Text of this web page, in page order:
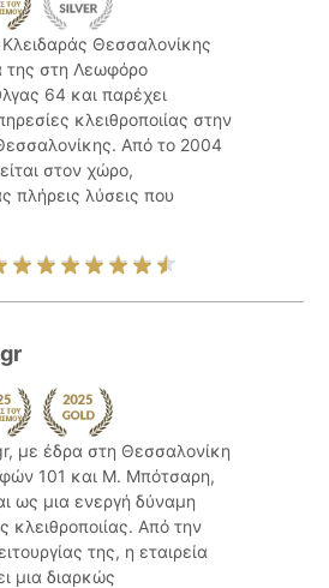
Κλειδαράς Θεσσαλονίκης
της στη Λεωφόρο
64 και παρέχει
κλειθροποιίας στην
Από το 2004
στον χώρο,
πλήρεις λύσεις που
με έδρα στη Θεσσαλονίκη
101 και Μ. Μπότσαρη,
ως μια ενεργή δύναμη
κλειθροποιίας. Από την
της, η εταιρεία
μια διαρκώς